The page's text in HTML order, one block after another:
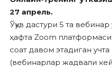
27 апрель.
Ўқув дастури 5 та
ҳафта Zoom платформаси
соат давом этадиган
(вебинарлар жадвали